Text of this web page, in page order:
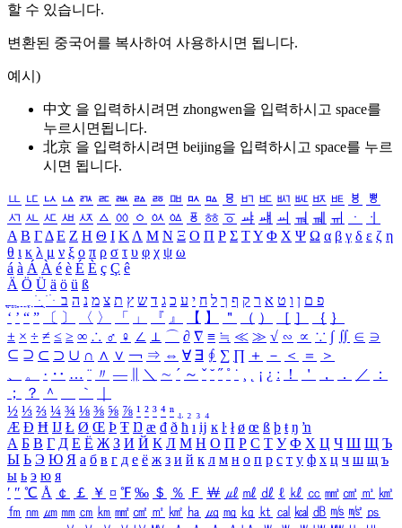
할 수 있습니다.
변환된 중국어를 복사하여 사용하시면 됩니다.
예시)
中文 을 입력하시려면 zhongwen을 입력하시고 space를
누르시면됩니다.
北京 을 입력하시려면 beijing을 입력하시고 space를 누르
시면 됩니다.
ㅥ ㅦ ㅧ ㅨ ㅩ ㅪ ㅫ ㅬ ㅭ ㅮ ㅯ ㅰ ㅱ ㅲ ㅳ ㅴ ㅵ ㅶ ㅷ ㅸ
ㅹ
ㅺ ㅻ ㅼ ㅽ ㅾ ㅿ ㆀ ㆁ ㆂ ㆃ ㆄ ㆅ ㆆ ㆇ ㆈ ㆉ ㆊ ㆋ ㆌ ㆍ
ㆎ
Α Β ΓΔ Ε Ζ Η Θ Ι ΚΛ Μ Ν Ξ Ο Π Ρ Σ ΤΥ Φ Χ Ψ Ω α β γ δ ε ζ η
θ ι κ λ μ ν ξ ο π ρ σ τ υ φ χ ψ ω
á à Á À é è É È ç Ç ê
Ä Ö Ü ä ö ü ß
ִֶֹ ֻּ ׁׂ פ ם ן ו ט א ר ק ף ך ל ח י ע כ ג ד ש ץ ת צ מ נ ה ב
‘ ’ “ ” 〔 〕 〈 〉 「 」 『 』 【 】 ＂ （ ） ［ ］ ｛ ｝
± × ÷ ≠ ≤ ≥ ∞ ∴ ♂ ♀ ∠ ⊥ ⌒ ∂ ∇ ≡ ≒ ≪ ≫ √ ∽ ∝ ∵ ∫ ∬ ∈ ∋
⊆ ⊇ ⊂ ⊃ ∪ ∩ ∧ ∨ ￢ ⇒ ⇔ ∀ ∃ ∮ ∑ ∏ ＋ － ＜ ＝
＞
、
。 · ‥ … ¨ 〃 ― ＼ ∼ ´ ～ ˇ ˘ ˝ ˚ ˙ ¸ ¡ ¿ ː ！ ＇ ， ． ／
：
；
？ ＾ ｀
½ ⅓ ⅔ ¼ ¾ ⅛ ⅜ ⅝ ⅞ ¹ ² ³ ⁴ ⁿ ₁ ₂ ₃ ₄
Æ Ð Ħ Ĳ Ł Ø Œ Þ Ŧ Ŋ æ đ ð ħ ı ĳ ĸ ŀ ł ø œ ß þ ŧ ŋ ŉ
А Б В Г Д Е Ё Ж З И Й К Л М Н О П Р С Т У Ф Х Ц Ч Ш Щ Ъ
Ы Ь Э Ю Я а б в г д е ё ж з и й к л м н о п р с т у ф х ц ч ш щ ъ
ы ь э ю я
′ ″ ℃ Å ￠ ￡ ￥ ¤ ℉ ‰ ＄ ％ Ｆ ￦ ㎕ ㎖ ㎗ ℓ ㎘ ㏄ ㎣ ㎤ ㎥ ㎦
㎙ ㎚ ㎛ ㎜ ㎝ ㎞ ㎟ ㎠ ㎡ ㎢ ㏊ ㎍ ㎎ ㎏ ㏏ ㎈ ㎉ ㏈ ㎧ ㎨ ㎰